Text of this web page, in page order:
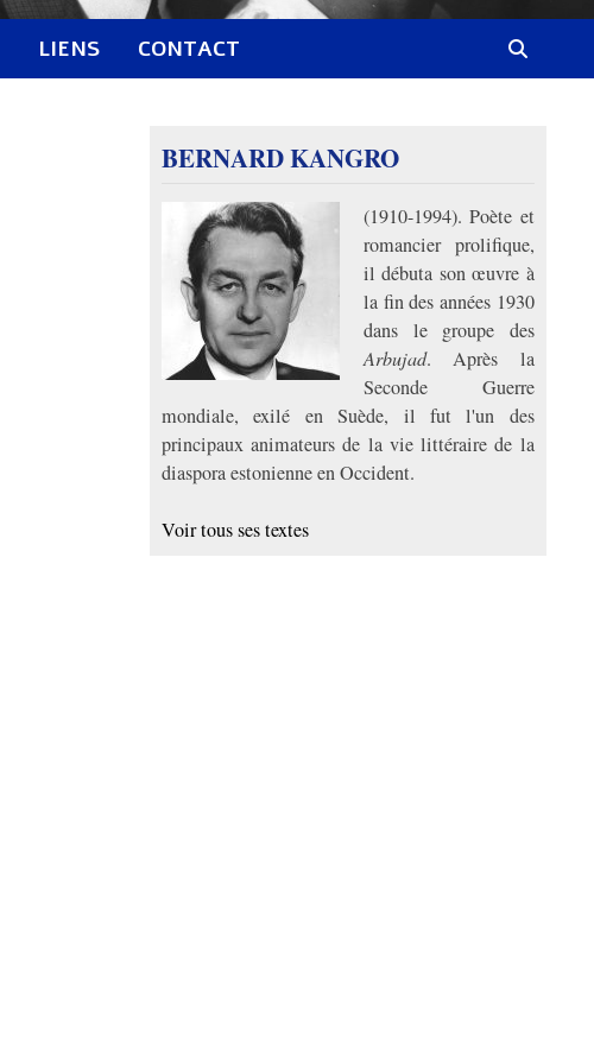
LIENS CONTACT
BERNARD KANGRO
(1910-1994). Poète et
romancier prolifique,
il débuta son œuvre à
la fin des années 1930
dans le groupe des
Arbujad. Après la
Seconde Guerre
mondiale, exilé en Suède, il fut l'un des
principaux animateurs de la vie littéraire de la
diaspora estonienne en Occident.
Voir tous ses textes